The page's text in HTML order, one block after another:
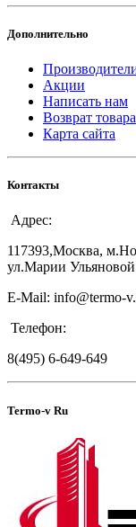
Дополнительно
Акции
Написать нам
Возврат товара
Карта сайта
Контакты
Адрес:
117393,Москва,
ул.Марии
E-Mail: info@termo-
Телефон:
8(495) 6-649-649
Termo-v Ru